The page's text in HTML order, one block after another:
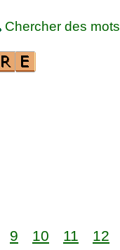
Chercher des mots
9 10 11
12